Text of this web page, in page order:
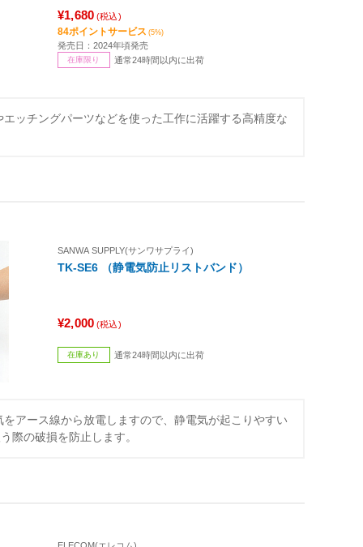
¥1,680 (税込)
84ポイントサービス (5%)
発売日：2024年頃発売
在庫限り 通常24時間以内に出荷
ッチングパーツなどを使った工作に活躍する高精度な
SANWA SUPPLY(サンワサプライ)
TK-SE6 （静電気防止リストバンド）
¥2,000 (税込)
在庫あり 通常24時間以内に出荷
アース線から放電しますので、静電気が起こりやすい
際の破損を防止します。